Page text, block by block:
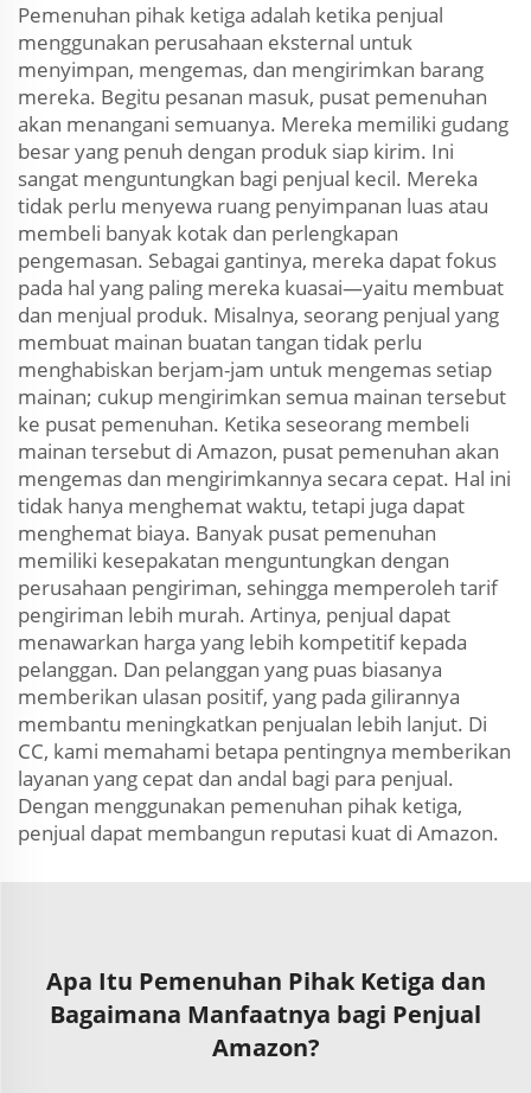
Pemenuhan pihak ketiga adalah ketika penjual
menggunakan perusahaan eksternal untuk
menyimpan, mengemas, dan mengirimkan barang
mereka. Begitu pesanan masuk, pusat pemenuhan
akan menangani semuanya. Mereka memiliki gudang
besar yang penuh dengan produk siap kirim. Ini
sangat menguntungkan bagi penjual kecil. Mereka
tidak perlu menyewa ruang penyimpanan luas atau
membeli banyak kotak dan perlengkapan
pengemasan. Sebagai gantinya, mereka dapat fokus
pada hal yang paling mereka kuasai—yaitu membuat
dan menjual produk. Misalnya, seorang penjual yang
membuat mainan buatan tangan tidak perlu
menghabiskan berjam-jam untuk mengemas setiap
mainan; cukup mengirimkan semua mainan tersebut
ke pusat pemenuhan. Ketika seseorang membeli
mainan tersebut di Amazon, pusat pemenuhan akan
mengemas dan mengirimkannya secara cepat. Hal ini
tidak hanya menghemat waktu, tetapi juga dapat
menghemat biaya. Banyak pusat pemenuhan
memiliki kesepakatan menguntungkan dengan
perusahaan pengiriman, sehingga memperoleh tarif
pengiriman lebih murah. Artinya, penjual dapat
menawarkan harga yang lebih kompetitif kepada
pelanggan. Dan pelanggan yang puas biasanya
memberikan ulasan positif, yang pada gilirannya
membantu meningkatkan penjualan lebih lanjut. Di
CC, kami memahami betapa pentingnya memberikan
layanan yang cepat dan andal bagi para penjual.
Dengan menggunakan pemenuhan pihak ketiga,
penjual dapat membangun reputasi kuat di Amazon.
Apa Itu Pemenuhan Pihak Ketiga dan
Bagaimana Manfaatnya bagi Penjual
Amazon?